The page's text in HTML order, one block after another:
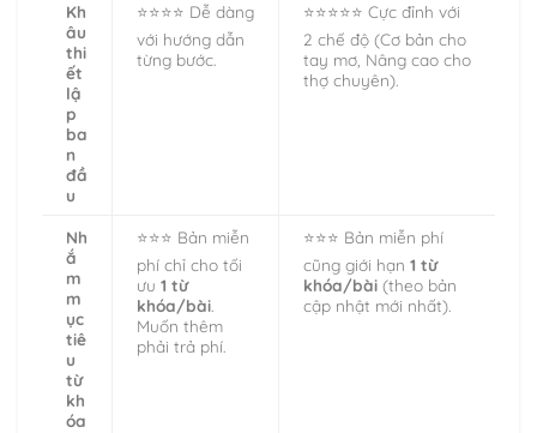
Kh
âu
thi
ết
lậ
p
ba
n
đầ
u
⭐⭐⭐⭐ Dễ dàng
với hướng dẫn
từng bước.
⭐⭐⭐⭐⭐ Cực đỉnh với
2 chế độ (Cơ bản cho
tay mơ, Nâng cao cho
thợ chuyên).
Nh
ắ
m
m
ục
tiê
u
từ
kh
óa
⭐⭐⭐ Bản miễn
phí chỉ cho tối
ưu 1 từ
khóa/bài
Muốn thêm
phải trả phí.
⭐⭐⭐ Bản miễn phí
cũng giới hạn 1 từ
khóa/bài (theo bản
cập nhật mới nhất).